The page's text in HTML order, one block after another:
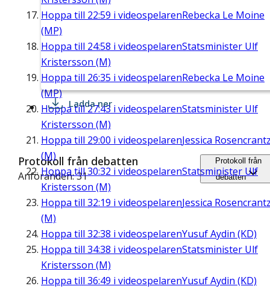
Hoppa till 22:59 i videospelarenRebecka Le Moine
(MP)
Hoppa till 24:58 i videospelarenStatsminister Ulf
Kristersson (M)
Hoppa till 26:35 i videospelarenRebecka Le Moine
(MP)
Hoppa till27:43 i videospelarenStatsminister Ulf
Kristersson (M)
Hoppa till 29:00 i videospelarenJessica
(M)
Hoppa till30:32 i videospelarenStatsminister Ulf
Kristersson (M)
Hoppa till 32:19 i videospelarenJessica
(M)
Hoppa till 32:38 i videospelarenYusuf Aydin (KD)
Hoppa till 34:38 i videospelarenStatsminister Ulf
Kristersson (M)
Hoppa till 36:49 i videospelarenYusuf Aydin (KD)
Ladda ner
Protokoll från debatten
Anföranden: 31
Protokoll från
debatten